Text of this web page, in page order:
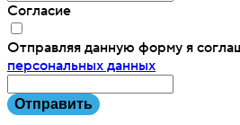
Согласие
Отправляя данную форму я
персональных данных
Отправить